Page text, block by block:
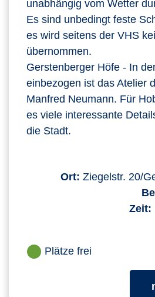
unabhängig vom Wetter
Es sind unbedingt feste
es wird seitens der VHS
übernommen.
Gerstenberger Höfe - In
einbezogen ist das Atelier
Manfred Neumann. Für
es viele interessante
die Stadt.
Ort: Ziegelstr. 20/
Zeit:
Plätze frei